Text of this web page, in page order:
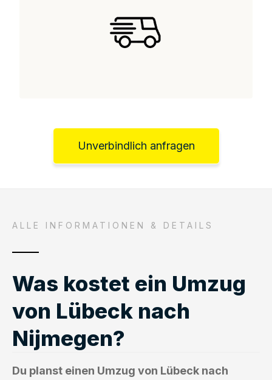
Unverbindlich anfragen
ALLE INFORMATIONEN & DETAILS
Was kostet ein Umzug
von Lübeck nach
Nijmegen?
Du planst einen Umzug von Lübeck nach